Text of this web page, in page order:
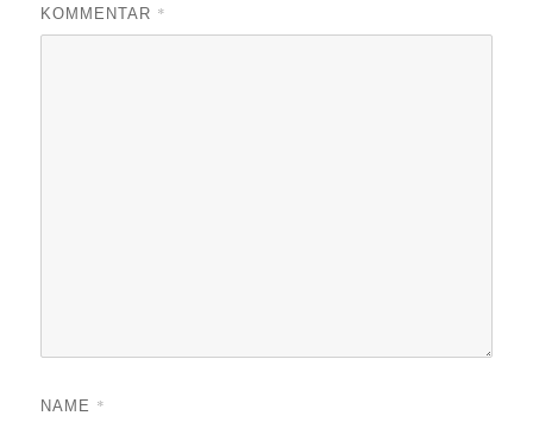
KOMMENTAR *
NAME *